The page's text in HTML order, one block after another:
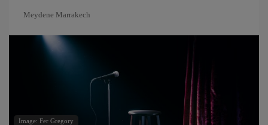
Meydene Marrakech
Image: Fer Gregory